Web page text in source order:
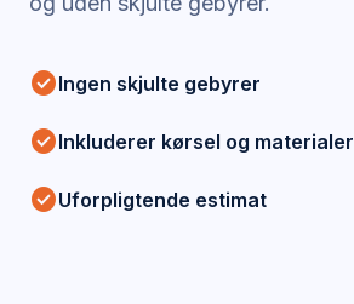
check_circleIngen skjulte gebyrer
check_circleInkluderer kørsel og materialer
check_circleUforpligtende estimat